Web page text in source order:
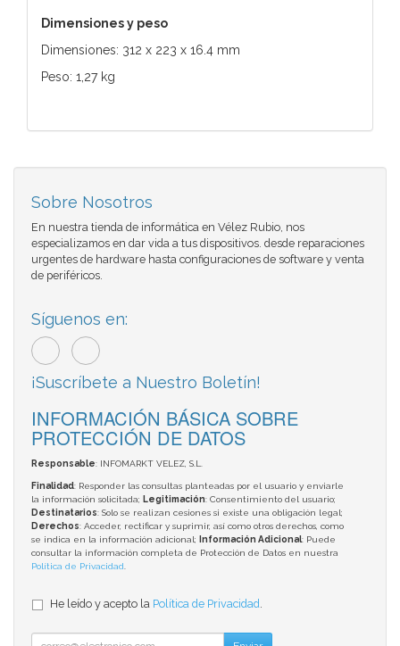
Dimensiones y peso
Dimensiones: 312 x 223 x 16.4 mm
Peso: 1,27 kg
Sobre Nosotros
En nuestra tienda de informática en Vélez Rubio, nos
especializamos en dar vida a tus dispositivos. desde reparaciones
urgentes de hardware hasta configuraciones de software y venta
de periféricos.
Síguenos en:
¡Suscríbete a Nuestro Boletín!
INFORMACIÓN BÁSICA SOBRE
PROTECCIÓN DE DATOS
Responsable: INFOMARKT VELEZ, S.L.
Finalidad: Responder las consultas planteadas por el usuario y enviarle
la información solicitada; Legitimación: Consentimiento del usuario;
Destinatarios: Solo se realizan cesiones si existe una obligación legal;
Derechos: Acceder, rectificar y suprimir, así como otros derechos, como
se indica en la información adicional;
Información Adicional: Puede
consultar la información completa de Protección de Datos en nuestra
Política de Privacidad
He leído y acepto la Política de Privacidad